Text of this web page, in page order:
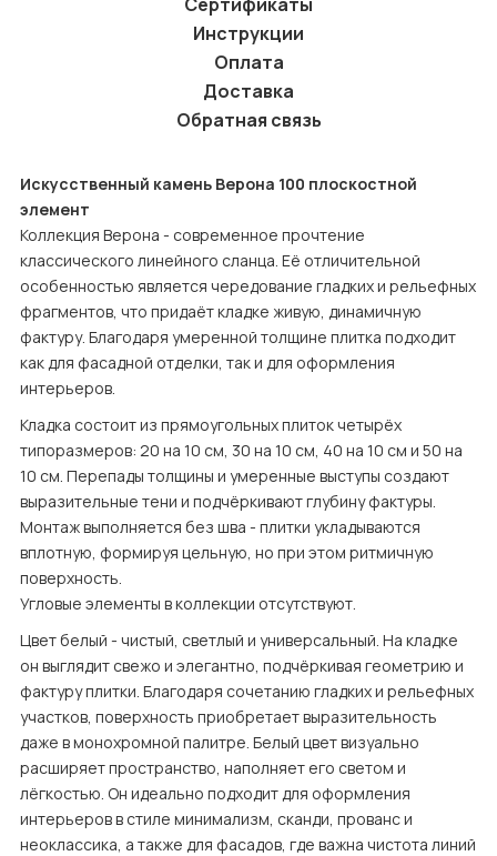
Инструкции
Оплата
Доставка
Обратная связь
Искусственный камень Верона 100 плоскостной
элемент
Коллекция Верона - современное прочтение
классического линейного сланца. Её отличительной
особенностью является чередование гладких и рельефных
фрагментов, что придаёт кладке живую, динамичную
фактуру. Благодаря умеренной толщине плитка подходит
как для фасадной отделки, так и для оформления
интерьеров.
Кладка состоит из прямоугольных плиток четырёх
типоразмеров: 20 на 10 см, 30 на 10 см, 40 на 10 см и 50 на
10 см. Перепады толщины и умеренные выступы создают
выразительные тени и подчёркивают глубину фактуры.
Монтаж выполняется без шва - плитки укладываются
вплотную, формируя цельную, но при этом ритмичную
поверхность.
Угловые элементы в коллекции отсутствуют.
Цвет белый - чистый, светлый и универсальный. На кладке
он выглядит свежо и элегантно, подчёркивая геометрию и
фактуру плитки. Благодаря сочетанию гладких и рельефных
участков, поверхность приобретает выразительность
даже в монохромной палитре. Белый цвет визуально
расширяет пространство, наполняет его светом и
лёгкостью. Он идеально подходит для оформления
интерьеров в стиле минимализм, сканди, прованс и
неоклассика, а также для фасадов, где важна чистота линий